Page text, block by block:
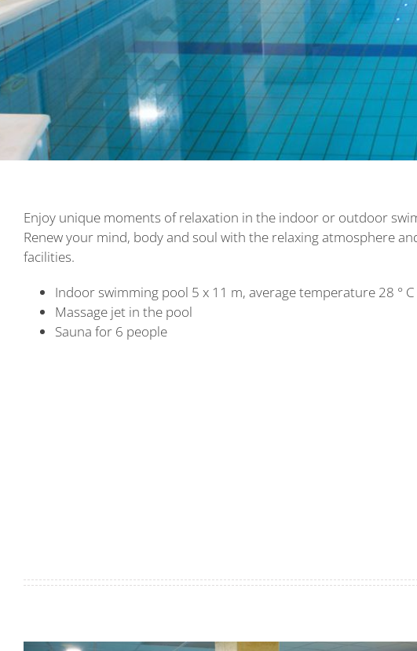
Enjoy unique moments of relaxation in the indoor or outdoor
Renew your mind, body and soul with the relaxing atmosphere
facilities.
Indoor swimming pool 5 x 11 m, average temperature 28 ° C
Massage jet in the pool
Sauna for 6 people